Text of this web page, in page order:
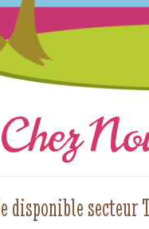
Chez
disponible secteur